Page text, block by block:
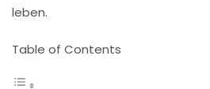
Table of Contents